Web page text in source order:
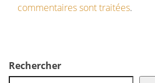
commentaires sont traitées.
Rechercher